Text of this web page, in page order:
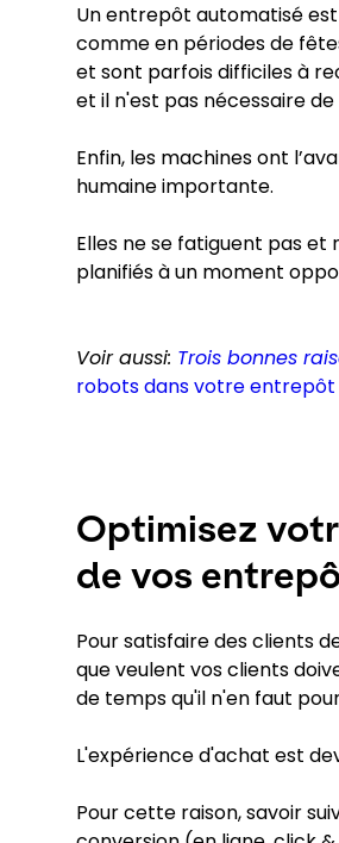
Un entrepôt automatisé
comme en périodes de
et sont parfois difficiles à
et il n'est pas nécessaire
Enfin, les machines ont
humaine importante.
Elles ne se fatiguent pas
planifiés à un moment
Voir aussi: Trois bonnes
robots dans votre entrepôt
Optimisez
de vos
Pour satisfaire des clients
que veulent vos clients
de temps qu'il n'en faut
L'expérience d'achat est
Pour cette raison, savoir